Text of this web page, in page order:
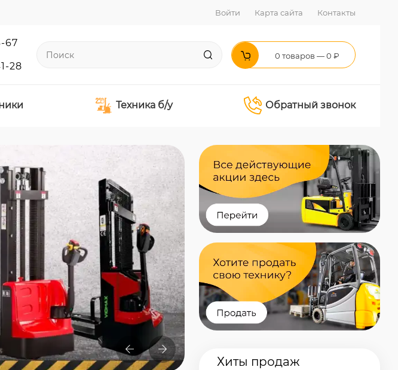
Войти Карта сайта Контакты
67
28
0 товаров — 0 ₽
Техника б/у Обратный звонок
Хиты продаж